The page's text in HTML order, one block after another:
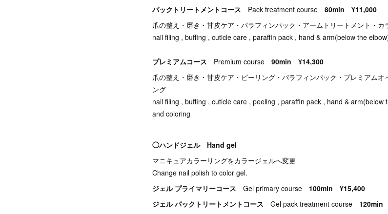
パックトリートメントコース Pack treatment course 80min ¥11,000
爪の整え・磨き・甘皮ケア・パラフィンパック・アームトリートメント・カ
nail filing , buffing , cuticle care , paraffin pack , hand & arm(below the
プレミアムコース Premium course 90min ¥14,300
爪の整え・磨き・甘皮ケア・ピーリング・パラフィンパック・プレミアム
ング
nail filing , buffing , cuticle care , peeling , paraffin pack , hand & arm(below
and coloring
◯ハンドジェル Hand gel
マニキュアカラーリングをカラージェルへ変更
Change nail polish to color gel.
ジェル プライマリーコース Gel primary course 100min ¥15,400
ジェル パックトリートメントコース Gel pack treatment course 120min